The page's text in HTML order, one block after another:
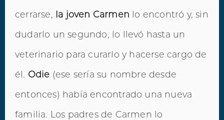
cerrarse, la joven Carmen lo encontró y, sin
dudarlo un segundo, lo llevó hasta un
veterinario para curarlo y hacerse cargo de
él. Odie (ese sería su nombre desde
entonces) había encontrado una nueva
familia. Los padres de Carmen lo